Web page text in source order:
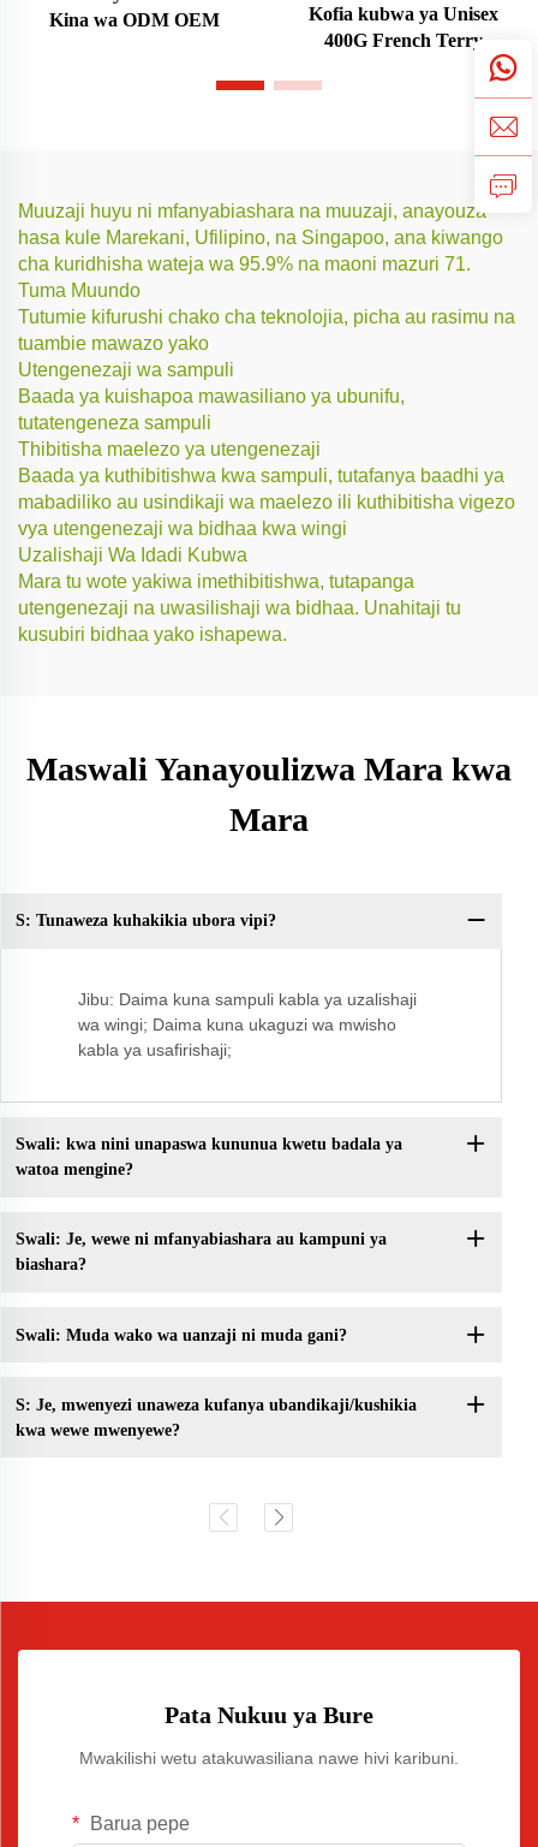
Kina wa ODM OEM
Kofia kubwa ya Unisex
400G French Terry
Muuzaji huyu ni mfanyabiashara na muuzaji, anayouza
hasa kule Marekani, Ufilipino, na Singapoo, ana kiwango
cha kuridhisha wateja wa 95.9% na maoni mazuri 71.
Tuma Muundo
Tutumie kifurushi chako cha teknolojia, picha au rasimu na
tuambie mawazo yako
Utengenezaji wa sampuli
Baada ya kuishapoa mawasiliano ya ubunifu,
tutatengeneza sampuli
Thibitisha maelezo ya utengenezaji
Baada ya kuthibitishwa kwa sampuli, tutafanya baadhi ya
mabadiliko au usindikaji wa maelezo ili kuthibitisha vigezo
vya utengenezaji wa bidhaa kwa wingi
Uzalishaji Wa Idadi Kubwa
Mara tu wote yakiwa imethibitishwa, tutapanga
utengenezaji na uwasilishaji wa bidhaa. Unahitaji tu
kusubiri bidhaa yako ishapewa.
Maswali Yanayoulizwa Mara kwa
Mara
S: Tunaweza kuhakikia ubora vipi?
Jibu: Daima kuna sampuli kabla ya uzalishaji
wa wingi; Daima kuna ukaguzi wa mwisho
kabla ya usafirishaji;
Swali: kwa nini unapaswa kununua kwetu badala ya
watoa mengine?
Swali: Je, wewe ni mfanyabiashara au kampuni ya
biashara?
Swali: Muda wako wa uanzaji ni muda gani?
S: Je, mwenyezi unaweza kufanya ubandikaji/kushikia
kwa wewe mwenyewe?
Pata Nukuu ya Bure
Mwakilishi wetu atakuwasiliana nawe hivi karibuni.
Barua pepe